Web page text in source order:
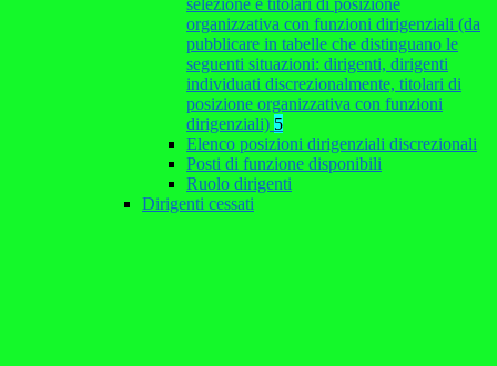
selezione e titolari di posizione
organizzativa con funzioni dirigenziali (da
pubblicare in tabelle che distinguano le
seguenti situazioni: dirigenti, dirigenti
individuati discrezionalmente, titolari di
posizione organizzativa con funzioni
dirigenziali) 5
Elenco posizioni dirigenziali discrezionali
Posti di funzione disponibili
Ruolo dirigenti
Dirigenti cessati